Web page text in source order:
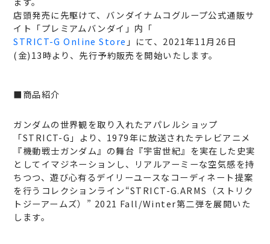
店頭発売に先駆けて、バンダイナムコグループ公式通販サ
イト「プレミアムバンダイ」内「
STRICT-G Online Store 」にて、2021年11月26日
(金)13時より、先行予約販売を開始いたします。
■商品紹介
ガンダムの世界観を取り入れたアパレルショップ
「STRICT-G」より、1979年に放送されたテレビアニメ
『機動戦士ガンダム』の舞台『宇宙世紀』を実在した史実
としてイマジネーションし、リアルアーミーな空気感を持
ちつつ、遊び心有るデイリーユースなコーディネート提案
を行うコレクションライン“STRICT-G.ARMS（ストリク
トジーアームズ）” 2021 Fall/Winter第二弾を展開いた
します。